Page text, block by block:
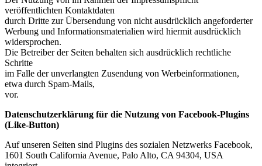
veröffentlichten Kontaktdaten
durch Dritte zur Übersendung von nicht ausdrücklich angeforderter
Werbung und Informationsmaterialien wird hiermit ausdrücklich
widersprochen.
Die Betreiber der Seiten behalten sich ausdrücklich rechtliche
Schritte
im Falle der unverlangten Zusendung von Werbeinformationen,
etwa durch Spam-Mails,
vor.
Datenschutzerklärung für die Nutzung von Facebook-Plugins
(Like-Button)
Auf unseren Seiten sind Plugins des sozialen Netzwerks Facebook,
1601 South California Avenue, Palo Alto, CA 94304, USA